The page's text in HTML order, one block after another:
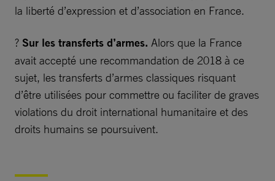
la liberté d’expression et d’association en France.
? Sur les transferts d’armes. Alors que la France
avait accepté une recommandation de 2018 à ce
sujet, les transferts d’armes classiques risquant
d’être utilisées pour commettre ou faciliter de graves
violations du droit international humanitaire et des
droits humains se poursuivent.